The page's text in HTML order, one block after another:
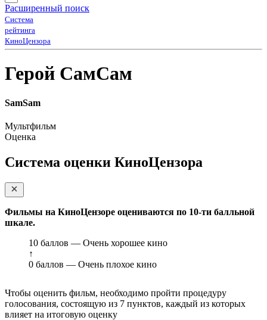
Расширенный поиск
Система
рейтинга
КиноЦензора
Герой СамСам
SamSam
Мультфильм
Оценка
Система оценки КиноЦензора
Фильмы на КиноЦензоре оцениваются по 10-ти балльной
шкале.
10 баллов — Очень хорошее кино
↑
0 баллов — Очень плохое кино
Чтобы оценить фильм, необходимо пройти процедуру
голосования, состоящую из 7 пунктов, каждый из которых
влияет на итоговую оценку